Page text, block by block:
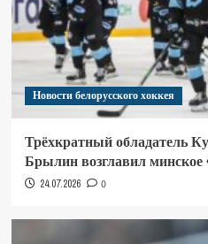
Новости белорусского хоккея
Трёхкратный обладатель
Брылин возглавил минское
24.07.2026 0